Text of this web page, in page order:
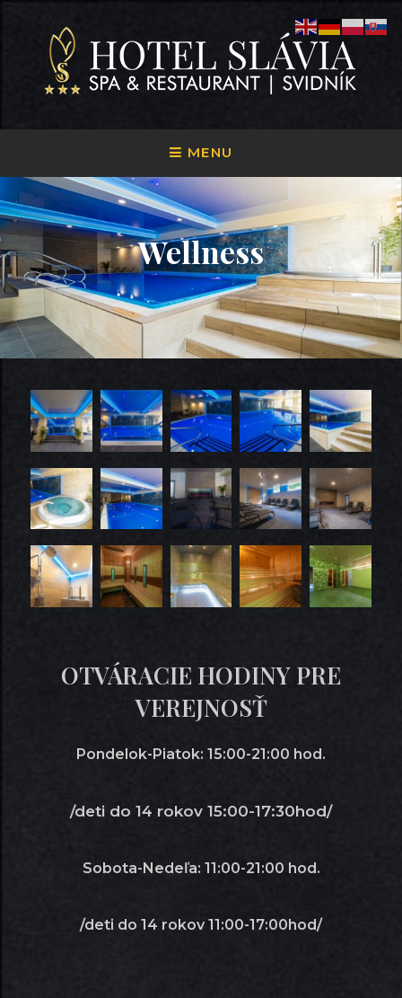
content
MENU
Wellness
POSTED
ON
OTVÁRACIE HODINY PRE
VEREJNOSŤ
Pondelok-Piatok: 15:00-21:00 hod.
/deti do 14 rokov 15:00-17:30hod/
Sobota-Nedeľa: 11:00-21:00 hod.
/deti do 14 rokov 11:00-17:00hod/